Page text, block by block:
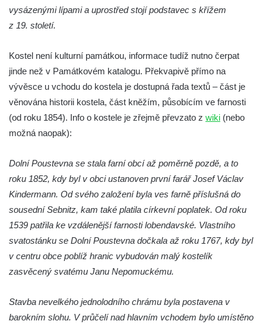
Kostel svatého Ducha v poutním areálu
Římov
hrob
Křížová cesta Římov – XXIV. kaple – Pieta
Křížová cesta Římov – XXII. kaple – Šimon
Křížová cesta Římov – XXI. kaple –
Popravní brána
Křížová cesta Římov – XX. kaple – Svatá
Veronika potkává Ježíše a utírá mu do své
roušky pot z tváře
Křížová cesta Římov – XIX. kaple – Kristus
kříž nesoucí potkává Pannu Marii
Křížová cesta Římov – XVII. kaple – Velký
vysázenými lípami a uprostřed stojí podstavec s křížem
z 19. století.
Kostel není kulturní památkou, informace tudíž nutno čerpat
jinde než v Památkovém katalogu. Překvapivě přímo na
vývěsce u vchodu do kostela je dostupná řada textů – část je
věnována historii kostela, část kněžím, působícím ve farnosti
(od roku 1854). Info o kostele je zřejmě převzato z wiki (nebo
možná naopak):
Dolní Poustevna se stala farní obcí až poměrně pozdě, a to
roku 1852, kdy byl v obci ustanoven první farář Josef Václav
Kindermann. Od svého založení byla ves farně příslušná do
sousední Sebnitz, kam také platila církevní poplatek. Od roku
1539 patřila ke vzdálenější farnosti lobendavské. Vlastního
svatostánku se Dolní Poustevna dočkala až roku 1767, kdy byl
v centru obce poblíž hranic vybudován malý kostelík
zasvěcený svatému Janu Nepomuckému.
Stavba nevelkého jednolodního chrámu byla postavena v
barokním slohu. V průčelí nad hlavním vchodem bylo umístěno